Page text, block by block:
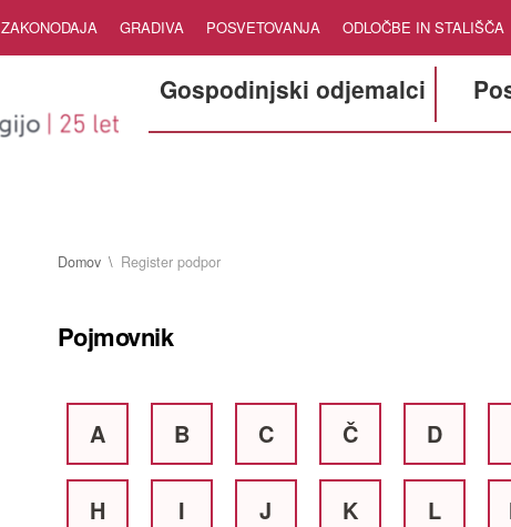
ZAKONODAJA GRADIVA POSVETOVANJA ODLOČBE IN STALIŠČA
Gospodinjski odjemalci
Domov Register podpor
Pojmovnik
A B C Č D
H I J K L